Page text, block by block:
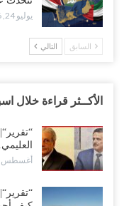
يوليو 24, 2026
السابق التالي
الأكــثر قراءة خلال
أغسطس 5, 2026